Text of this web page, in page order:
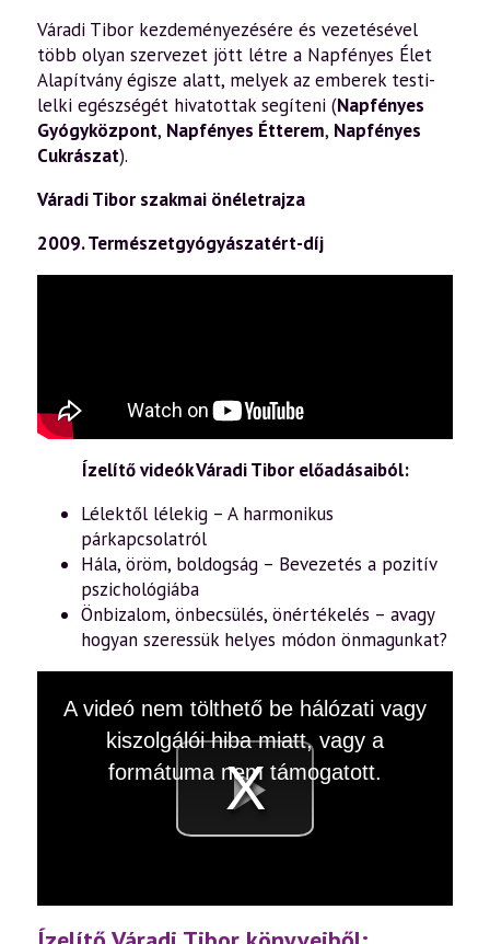
Váradi Tibor kezdeményezésére és vezetésével
több olyan szervezet jött létre a Napfényes Élet
Alapítvány égisze alatt, melyek az emberek testi-
lelki egészségét hivatottak segíteni (Napfényes
Gyógyközpont, Napfényes Étterem, Napfényes
Cukrászat).
Váradi Tibor szakmai önéletrajza
2009. Természetgyógyászatért-díj
Ízelítő videók Váradi Tibor előadásaiból:
Lélektől lélekig – A harmonikus
párkapcsolatról
Hála, öröm, boldogság – Bevezetés a pozitív
pszichológiába
Önbizalom, önbecsülés, önértékelés – avagy
hogyan szeressük helyes módon önmagunkat?
Videó
A videó nem tölthető be hálózati vagy
kiszolgálói hiba miatt, vagy a
formátuma nem támogatott.